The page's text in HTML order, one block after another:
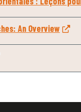
An Overview